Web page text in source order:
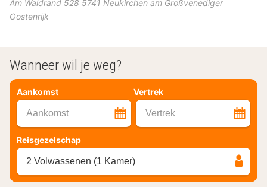
Am Waldrand 528 5741 Neukirchen am Großvenediger
Oostenrijk
Wanneer wil je weg?
Aankomst Vertrek
Aankomst Vertrek
Reisgezelschap
2 Volwassenen (1 Kamer)